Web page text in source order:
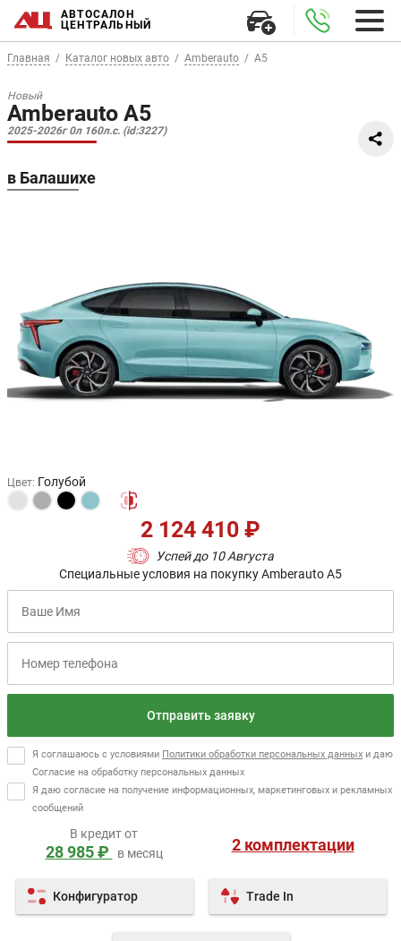
АВТОСАЛОН
ЦЕНТРАЛЬНЫЙ
Главная Каталог новых авто Amberauto A5
Новый
Amberauto A5
2025-2026г 0л 160л.с. (id:3227)
в Балашихе
Цвет: Голубой
Успей до 10 Августа
2 124 410 ₽
Специальные условия на покупку Amberauto A5
Отправить заявку
Я соглашаюсь с условиями Политики обработки персональных данных и даю
Согласие на обработку персональных данных
Я даю согласие на получение информационных, маркетинговых и рекламных
сообщений
2 комплектации
Конфигуратор Trade In
В кредит от
28 985 ₽ в месяц